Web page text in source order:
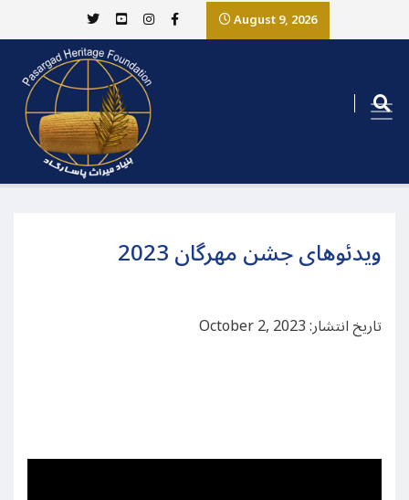
August 9, 2026
ویدئوهای جشن مهرگان 2023
تاریخ انتشار: October 2, 2023